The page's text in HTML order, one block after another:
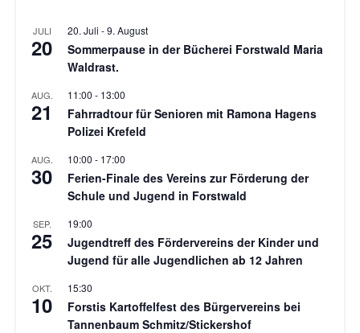
JULI
20
20. Juli -9. August
Sommerpause in der Bücherei Forstwald Maria
Waldrast.
AUG.
21
11:00 - 13:00
Fahrradtour für Senioren mit Ramona Hagens
Polizei Krefeld
AUG.
30
10:00 - 17:00
Ferien-Finale des Vereins zur Förderung der
Schule und Jugend in Forstwald
SEP.
25
19:00
Jugendtreff des Fördervereins der Kinder und
Jugend für alle Jugendlichen ab 12 Jahren
OKT.
10
15:30
Forstis Kartoffelfest des Bürgervereins bei
Tannenbaum Schmitz/Stickershof